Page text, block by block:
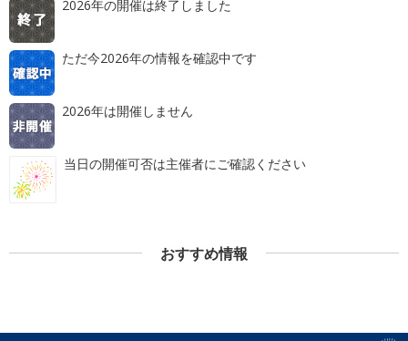
2026年の開催は終了しました
ただ今2026年の情報を確認中です
2026年は開催しません
当日の開催可否は主催者にご確認ください
おすすめ情報